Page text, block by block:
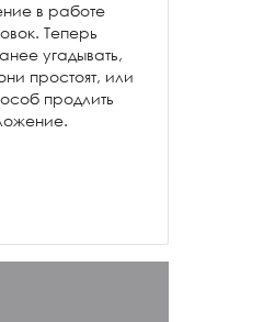
в работе
Теперь
угадывать,
простоят, или
продлить